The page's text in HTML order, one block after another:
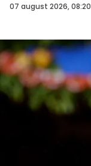
07 august 2026, 08:20